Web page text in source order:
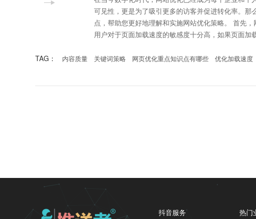
可见性，更是为了吸引更多的访客并促进转化率。
点，帮助您更好地理解和实施网站优化策略。 首先，网页的加载速度是网页优化中一个至关重要的因素。研究表明，
用户对于页面加载速度的敏感度十分高，如果页面
TAG： 内容质量 关键词策略 网页优化重点知识点有哪些 优化加载速度
抖音服务 热门